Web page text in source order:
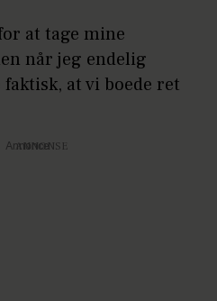
at tage mine
når jeg endelig
at vi boede ret
Annonce